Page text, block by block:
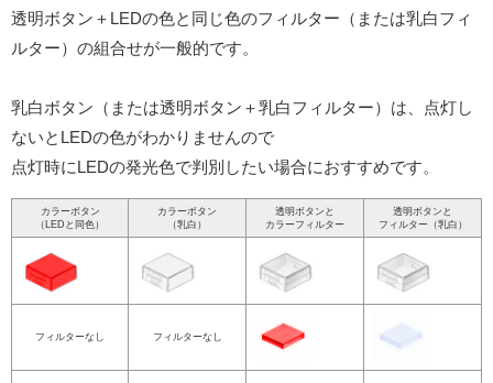
透明ボタン＋LEDの色と同じ色のフィルター（または乳白フィ
ルター）の組合せが一般的です。
乳白ボタン（または透明ボタン＋乳白フィルター）は、点灯し
ないとLEDの色がわかりませんので
点灯時にLEDの発光色で判別したい場合におすすめです。
カラーボタン
（LEDと同色）
カラーボタン
（乳白）
透明ボタンと
カラーフィルター
透明ボタンと
フィルター（乳白）
フィルターなし フィルターなし